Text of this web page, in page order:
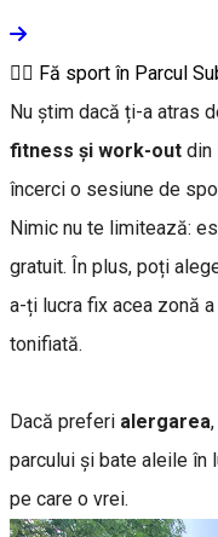
🏋‍♂ Fă sport în Parcul
Nu știm dacă ți-a atras
fitness și work-out din
încerci o sesiune de
Nimic nu te limitează:
gratuit. În plus, poți
a-ți lucra fix acea zonă
tonifiată.
Dacă preferi alergarea
parcului și bate aleile în
pe care o vrei.